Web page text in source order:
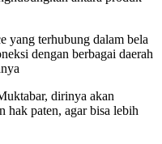
yang terhubung dalam bela
dengan berbagai daerah
dirinya akan
hak paten, agar bisa lebih